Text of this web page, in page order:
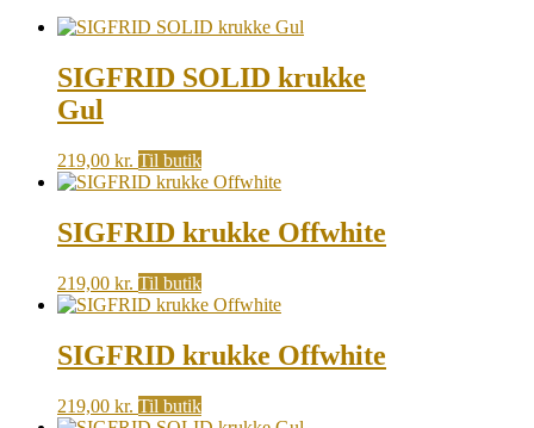
SIGFRID SOLID krukke
Gul
219,00 kr. Til butik
SIGFRID krukke Offwhite
219,00 kr. Til butik
SIGFRID krukke Offwhite
219,00 kr. Til butik